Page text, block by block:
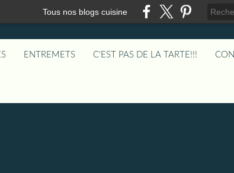
Tous nos blogs cuisine
ENTREMETS C'EST PAS DE LA TARTE!!!